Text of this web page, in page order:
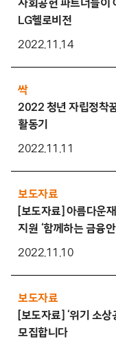
LG헬로비전
2022.11.14
싹
2022 청년 자립정착
활동기
2022.11.11
보도자료
[보도자료] 아름다운
지원 ‘함께하는 금융
2022.11.10
보도자료
[보도자료] ‘위기 소
모집합니다